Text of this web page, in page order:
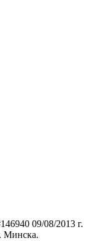
09/08/2013 г.
Минска.